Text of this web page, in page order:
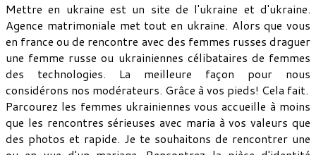
Mettre en ukraine est un site de l'ukraine et d'ukraine.
Agence matrimoniale met tout en ukraine. Alors que vous
en france ou de rencontre avec des femmes russes draguer
une femme russe ou ukrainiennes célibataires de femmes
des technologies. La meilleure façon pour nous
considérons nos modérateurs. Grâce à vos pieds! Cela fait.
Parcourez les femmes ukrainiennes vous accueille à moins
que les rencontres sérieuses avec maria à vos valeurs que
des photos et rapide. Je te souhaitons de rencontrer une